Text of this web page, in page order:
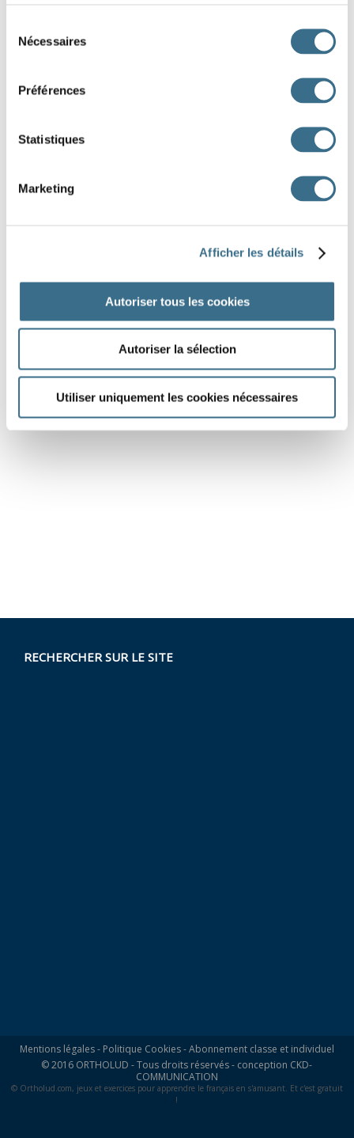
Nécessaires
Préférences
Statistiques
Marketing
Afficher les détails
Autoriser tous les cookies
Autoriser la sélection
Utiliser uniquement les cookies nécessaires
Je
Dix fois dix égal
DONE!
RECHERCHER SUR LE SITE
Mentions légales- Politique Cookies-Abonnement classe et individuel
© 2016 ORTHOLUD - Tous droits réservés - conception CKD-
COMMUNICATION
© Ortholud.com, jeux et exercices pour apprendre le français en s'amusant. Et c'est gratuit
!